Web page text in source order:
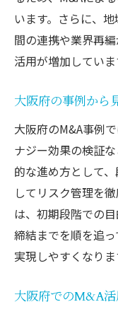
音楽ファ
Mが音楽
次章の辞
M&Aを知りた
M&Aの基
辞典形式
M&A辞典
ビジネス
魅力
M&A初心
SNSや音
います。さらに、
間の連携や業界再
活用が増加していま
大阪府の事例から
大阪府のM&A事例
ナジー効果の検証
的な進め方として
してリスク管理を
は、初期段階での
締結までを順を追
実現しやすくなりま
大阪府でのM&A